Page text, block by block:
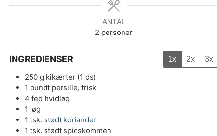
ANTAL
2 personer
INGREDIENSER 1x 2x 3x
250 g kikærter (1 ds)
1 bundt persille, frisk
4 fed hvidløg
1 løg
1 tsk. stødt koriander
1 tsk. stødt spidskommen